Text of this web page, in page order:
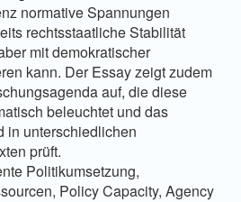
normative Spannungen
rechtsstaatliche Stabilität
mit demokratischer
kann. Der Essay zeigt zudem
auf, die diese
beleuchtet und das
in unterschiedlichen
prüft.
Politikumsetzung,
Policy Capacity, Agency